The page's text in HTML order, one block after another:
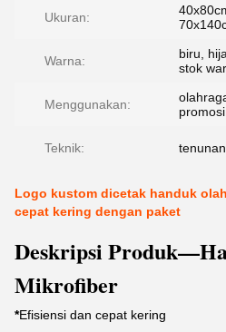
Ukuran:
Warna:
biru,
stok
Menggunakan:
Teknik: tenunan
Logo kustom dicetak handuk
cepat kering dengan paket
Deskripsi
Mikrofiber
*Efisiensi dan cepat kering